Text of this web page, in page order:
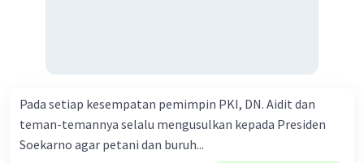
Pada setiap kesempatan pemimpin PKI, DN. Aidit dan
teman-temannya selalu mengusulkan kepada Presiden
Soekarno agar petani dan buruh...